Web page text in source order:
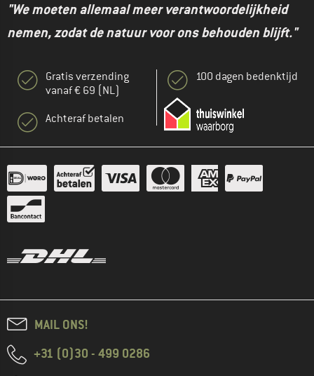
"We moeten allemaal meer verantwoordelijkheid
nemen, zodat de natuur voor ons behouden blijft."
Gratis verzending
vanaf € 69 (NL)
Achteraf betalen
100 dagen bedenktijd
MAIL ONS!
+31 (0)30 - 499 0286